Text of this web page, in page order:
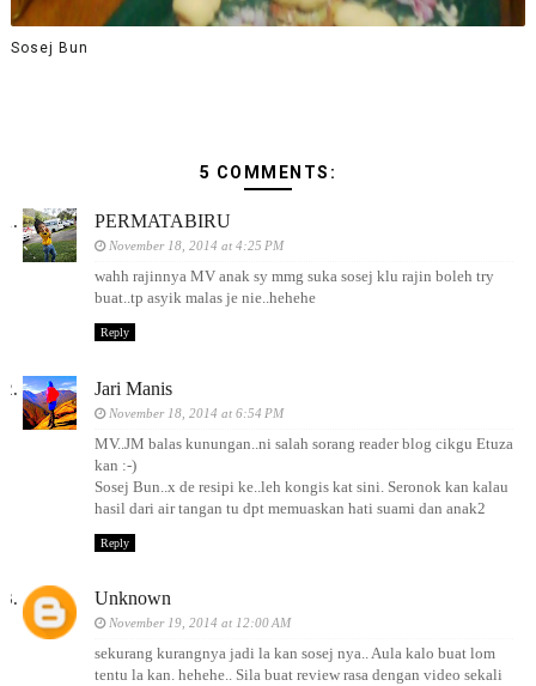
Sosej Bun
5 COMMENTS:
PERMATABIRU
November 18, 2014 at 4:25 PM
wahh rajinnya MV anak sy mmg suka sosej klu rajin boleh try
buat..tp asyik malas je nie..hehehe
Reply
Jari Manis
November 18, 2014 at 6:54 PM
MV..JM balas kunungan..ni salah sorang reader blog cikgu Etuza
kan :-)
Sosej Bun..x de resipi ke..leh kongis kat sini. Seronok kan kalau
hasil dari air tangan tu dpt memuaskan hati suami dan anak2
Reply
Unknown
November 19, 2014 at 12:00 AM
sekurang kurangnya jadi la kan sosej nya.. Aula kalo buat lom
tentu la kan. hehehe.. Sila buat review rasa dengan video sekali